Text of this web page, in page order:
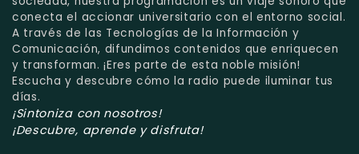
conecta el accionar universitario con el entorno social.
A través de las Tecnologías de la Información y
Comunicación, difundimos contenidos que enriquecen
y transforman. ¡Eres parte de esta noble misión!
Escucha y descubre cómo la radio puede iluminar tus
días.
¡Sintoniza con nosotros!
¡Descubre, aprende y disfruta!